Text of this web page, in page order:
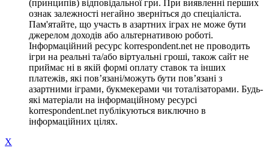
(принципів) відповідальної гри. При виявленні перших
ознак залежності негайно зверніться до спеціаліста.
Пам'ятайте, що участь в азартних іграх не може бути
джерелом доходів або альтернативою роботі.
Інформаційний ресурс korrespondent.net не проводить
ігри на реальні та/або віртуальні гроші, також сайт не
приймає ні в якій формі оплату ставок та інших
платежів, які пов’язані/можуть бути пов’язані з
азартними іграми, букмекерами чи тоталізаторами. Будь-
які матеріали на інформаційному ресурсі
korrespondent.net публікуються виключно в
інформаційних цілях.
X